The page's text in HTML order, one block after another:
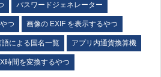
パスワードジェネレーター
つ 画像の EXIF を表示するやつ
語による国名一覧 アプリ内通貨換算機
時間を変換するやつ